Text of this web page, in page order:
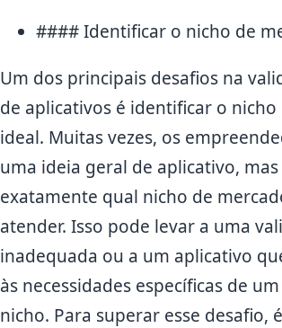
#### Identificar o nicho de
Um dos principais desafios na
de aplicativos é identificar o
ideal. Muitas vezes, os
uma ideia geral de aplicativo,
exatamente qual nicho de
atender. Isso pode levar a uma
inadequada ou a um aplicativo
às necessidades específicas de
nicho. Para superar esse desafio,